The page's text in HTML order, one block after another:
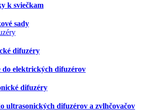
k sviečkam
sady
difuzéry
do elektrických difuzérov
difuzéry
ultrasonických difuzérov a zvlhčovačov